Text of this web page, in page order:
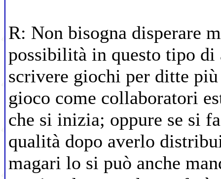
R: Non bisogna disperare
possibilità in questo tipo
scrivere giochi per ditte
gioco come collaboratori
che si inizia; oppure se si
qualità dopo averlo
magari lo si può anche